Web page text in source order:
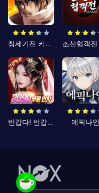
창세기전 키우기
반갑다! 반갑삼국지 에픽나인